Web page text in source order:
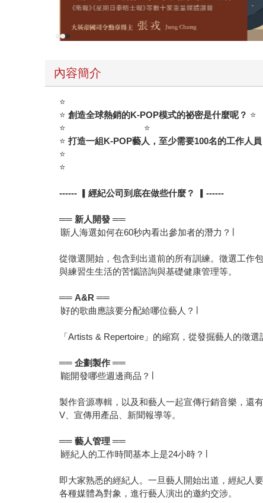
內容簡介
⭐
⭐創造全球熱銷的K-POP模式的祕密是什麼呢？ ⭐
⭐ ⭐
⭐打造一組K-POP藝人，至少需要100名的工作人員
⭐
⭐
------ ▎經紀公司到底在做些什麼？ ▎------
══ 新人開發 ══
∣新人海選如何在60秒內看出參加者的潛力？∣
從徵選開始，包含到出道前的所有訓練。徵選工作
與練習生生活的苦惱諮詢與基礎健康管理等。
══A&R ══
∣好的歌曲應該要分配給哪位藝人？∣
「Artists & Repertoire」的縮寫，從發掘藝人的徵
══企劃製作 ══
∣能開發哪些週邊商品？∣
製作音源專輯，以及和藝人一起宣傳行銷音樂，還
V、宣傳用產品、新聞報導等。
══藝人管理 ══
∣經紀人的工作時間基本上是24小時？∣
即大家熟悉的經紀人。一旦藝人開始出道，經紀人
各種媒體為對象，進行藝人演出的邀約交涉。